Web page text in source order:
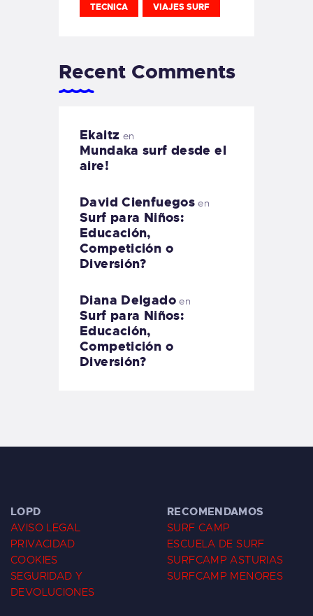
TECNICA VIAJES SURF
Recent Comments
Ekaitz en
Mundaka surf desde el
aire!
David Cienfuegos en
Surf para Niños:
Educación,
Competición o
Diversión?
Diana Delgadoen
Surf para Niños:
Educación,
Competición o
Diversión?
LOPD
AVISO LEGAL
PRIVACIDAD
COOKIES
SEGURIDAD Y
DEVOLUCIONES
RECOMENDAMOS
SURF CAMP
ESCUELA DE SURF
SURFCAMP ASTURIAS
SURFCAMP MENORES